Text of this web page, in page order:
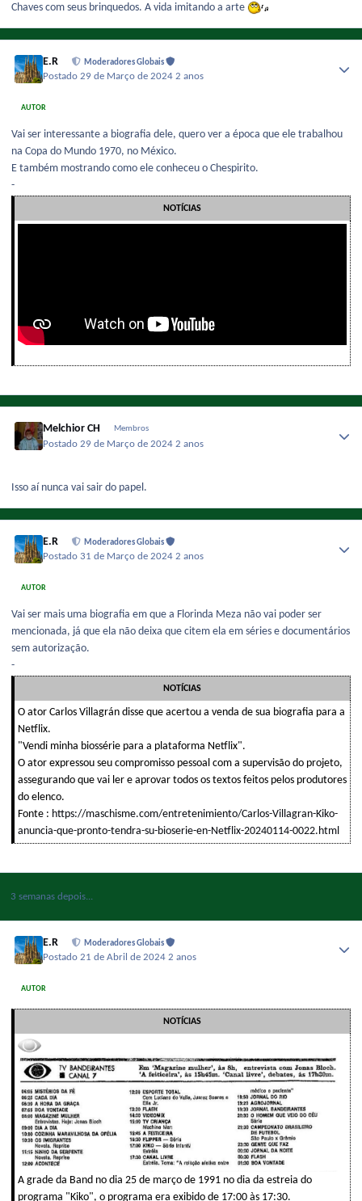
Chaves com seus brinquedos. A vida imitando a arte
E.R Moderadores Globais
Postado29 de Março de 20242 anos
AUTOR
Vai ser interessante a biografia dele, quero ver a época que ele trabalhou
na Copa do Mundo 1970, no México.
E também mostrando como ele conheceu o Chespirito.
-
NOTÍCIAS
Melchior CH Membros
Postado29 de Março de 20242 anos
Isso aí nunca vai sair do papel.
E.R Moderadores Globais
Postado 31 de Março de 20242 anos
AUTOR
Vai ser mais uma biografia em que a Florinda Meza não vai poder ser
mencionada, já que ela não deixa que citem ela em séries e documentários
sem autorização.
-
NOTÍCIAS
O ator Carlos Villagrán disse que acertou a venda de sua biografia para a
Netflix.
"Vendi minha biossérie para a plataforma Netflix".
O ator expressou seu compromisso pessoal com a supervisão do projeto,
assegurando que vai ler e aprovar todos os textos feitos pelos produtores
do elenco.
Fonte : https://maschisme.com/entretenimiento/Carlos-Villagran-Kiko-
anuncia-que-pronto-tendra-su-bioserie-en-Netflix-20240114-0022.html
3 semanas depois...
E.R Moderadores Globais
Postado21 de Abril de 20242 anos
AUTOR
NOTÍCIAS
A grade da Band no dia 25 de março de 1991 no dia da estreia do
programa "Kiko", o programa era exibido de 17:00 às 17:30.